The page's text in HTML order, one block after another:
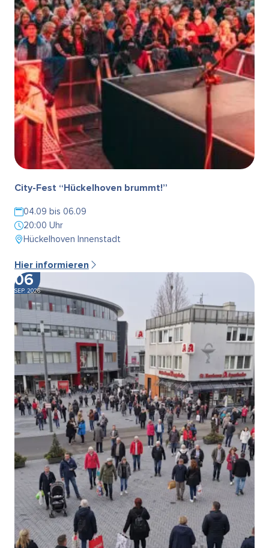
City-Fest “Hückelhoven brummt!”
04.09 bis 06.09
20:00 Uhr
Hückelhoven Innenstadt
Hier informieren
06
SEP. 2026